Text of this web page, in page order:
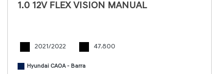
1.0 12V FLEX VISION MANUAL
2021/2022 47.800
Hyundai CAOA - Barra